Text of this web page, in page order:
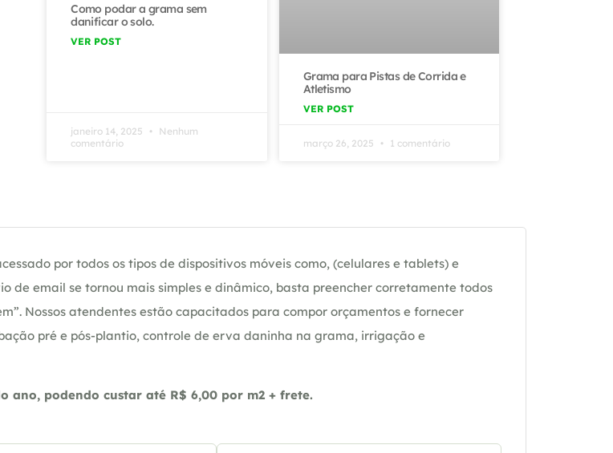
Como podar a grama sem
danificar o solo.
VER POST
janeiro 14, 2025
Nenhum
comentário
Grama para Pistas de Corrida e
Atletismo
VER POST
março 26, 2025 1 comentário
por todos os tipos de dispositivos móveis como, (celulares e tablets) e
de email se tornou mais simples e dinâmico, basta preencher corretamente todos
Nossos atendentes estão capacitados para compor orçamentos e fornecer
pré e pós-plantio, controle de erva daninha na grama, irrigação e
ano, podendo custar até R$ 6,00 por m2 + frete.